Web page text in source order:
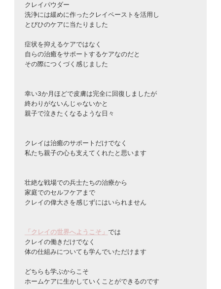
クレイパウダー
洗浄には緩めに作ったクレイペーストを活用し
とびひのケアに当たりました
症状を抑えるケアではなく
自らの治癒をサポートするケアなのだと
その際につくづく感じました
幸い3か月ほどで皮膚は完全に回復しましたが
終わりがないんじゃないかと
親子で泣きたくなるような日々
クレイは治癒のサポートだけでなく
私たち親子の心も支えてくれたと思います
壮絶な戦場での兵士たちの治療から
家庭でのセルフケアまで
クレイの偉大さを感じずにはいられません
「クレイの世界へようこそ」 では
クレイの働きだけでなく
体の仕組みについても学んでいただけます
どちらも学ぶからこそ
ホームケアに生かしていくことができるのです